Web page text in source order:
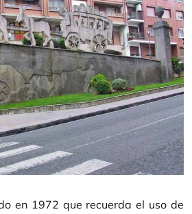
en 1972 que recuerda el uso de